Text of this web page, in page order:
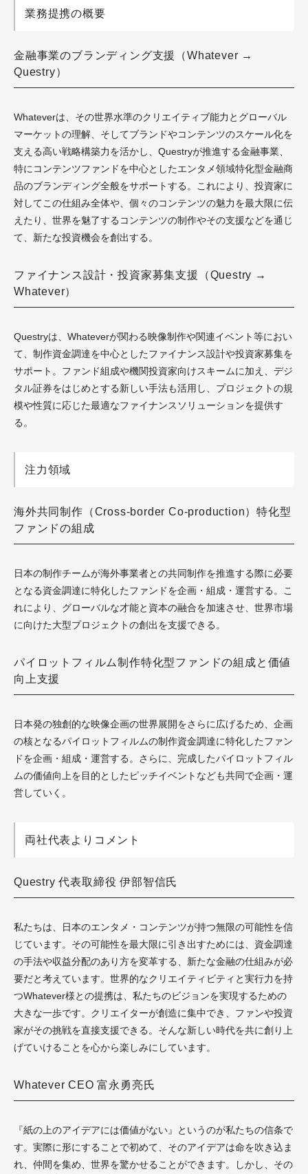
業務提携の概要
金融事業のブランディング支援（Whatever →
Questry）
Whateverは、その世界水準のクリエイティブ能力とグローバル
マーケットの理解、そしてブランドやコンテンツのスケール化を
支える高い戦略構築力を活かし、Questryが推進する金融事業、
特にコンテンツファンドを中心としたエンタメ領域特化型金融商
品のブランディング全般をサポートする。これにより、投資家に
対してこの仕組み全体や、個々のコンテンツの魅力を最大限に伝
えたり、世界を魅了するコンテンツの制作やその支援などを通じ
て、新たな投資機会を創出する。
ファイナンス設計・投資家募集支援（Questry →
Whatever）
Questryは、Whateverが関わる映像制作や関連イベント等におい
て、制作資金調達を中心としたファイナンス設計や投資家募集を
サポート。ファンド組成や機関投資家向けスキームに加え、デジ
タル証券をはじめとする新しい手法も活用し、プロジェクトの規
模や性質に応じた最適なファイナンスソリューションを提供す
る。
注力領域
海外共同制作（Cross-border Co-production）特化型
ファンドの組成
日本の制作チームが海外事業者との共同制作を推進する際に必要
となる資金調達に特化したファンドを企画・組成・運営する。こ
れにより、グローバルな才能と資本の融合を加速させ、世界市場
に向けた大型プロジェクトの創出を支援できる。
パイロットフィルム制作特化型ファンドの組成と価値
向上支援
日本発の独創的な映像企画の世界展開をさらに広げるため、企画
の核となるパイロットフィルムの制作資金調達に特化したファン
ドを企画・組成・運営する。さらに、完成したパイロットフィル
ムの価値向上を目的としたピッチイベントなども共同で企画・運
営していく。
両社代表よりコメント
Questry 代表取締役 伊部智信氏
私たちは、日本のエンタメ・コンテンツが持つ無限の可能性を信
じています。その可能性を最大限に引き出すためには、資金調達
の手法や収益分配のあり方を変革する、新たな金融の仕組みが必
要だと考えています。世界的なクリエイティビティと実行力を持
つWhatever様との提携は、私たちのビジョンを実現するための
大きな一歩です。クリエイターが創造に集中でき、ファンや投資
家がその挑戦を直接支援できる。そんな新しい時代を共に創り上
げていけることを心から楽しみにしています。
Whatever CEO 富永勇亮氏
『紙の上のアイデアには価値がない』というのが私たちの信条で
す。実際に形にすることで初めて、そのアイデアは命を吹き込ま
れ、仲間を集め、世界を驚かせることができます。しかし、その